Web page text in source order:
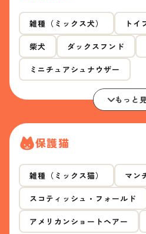
雑種（ミックス犬） トイ
柴犬 ダックスフンド
ミニチュアシュナウザー
もっと
保護猫
雑種（ミックス猫） マン
スコティッシュ・フォールド
アメリカンショートヘアー